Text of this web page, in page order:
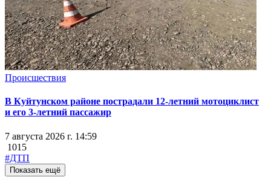
Происшествия
В Куйтунском районе пострадали 12-летний мотоциклист
и его 3-летний пассажир
7 августа 2026 г. 14:59
1015
#ДТП
Показать ещё